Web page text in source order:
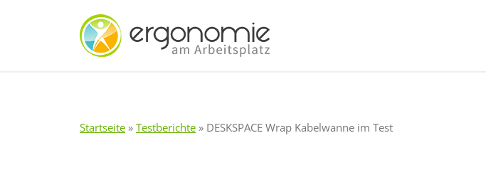
Startseite » Testberichte » DESKSPACE Wrap Kabelwanne im Test